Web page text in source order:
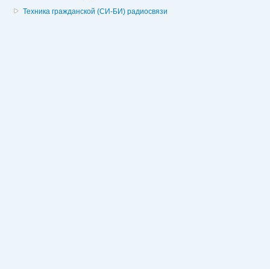
Техника гражданской (СИ-БИ) радиосвязи